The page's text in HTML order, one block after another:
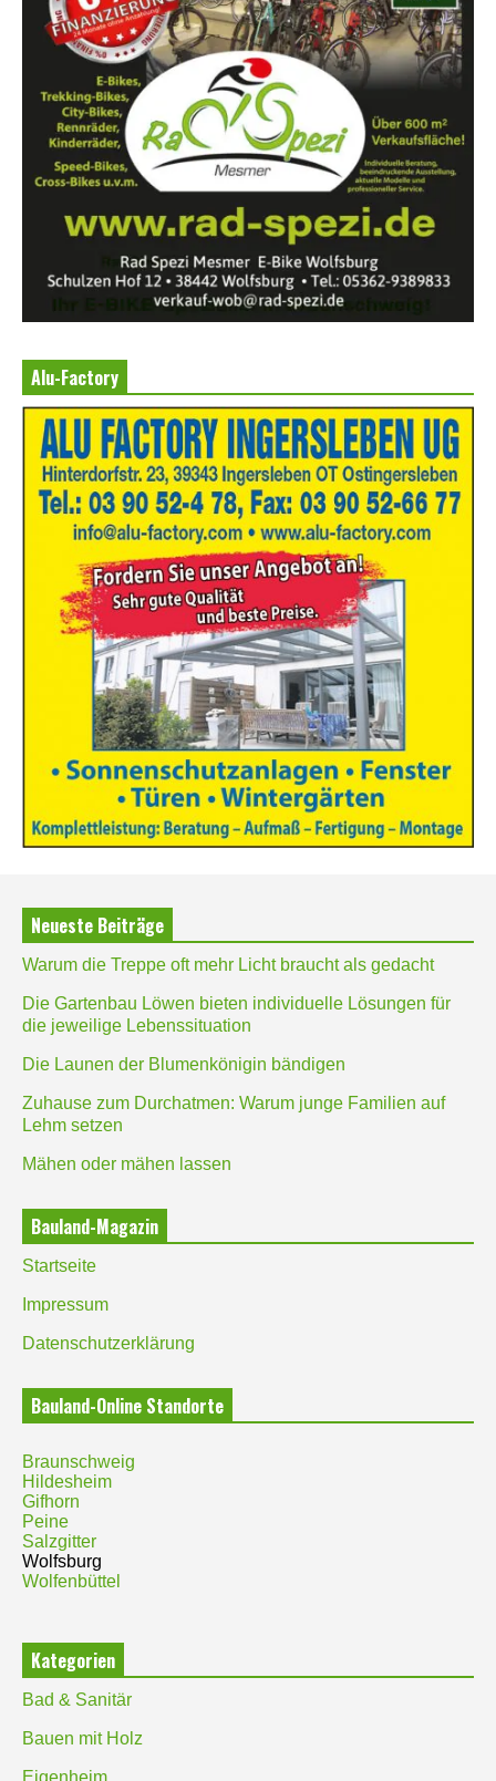
Alu-Factory
Neueste Beiträge
Warum die Treppe oft mehr Licht braucht als gedacht
Die Gartenbau Löwen bieten individuelle Lösungen für
die jeweilige Lebenssituation
Die Launen der Blumenkönigin bändigen
Zuhause zum Durchatmen: Warum junge Familien auf
Lehm setzen
Mähen oder mähen lassen
Bauland-Magazin
Startseite
Impressum
Datenschutzerklärung
Bauland-Online Standorte
Braunschweig
Hildesheim
Gifhorn
Peine
Salzgitter
Wolfsburg
Wolfenbüttel
Kategorien
Bad & Sanitär
Bauen mit Holz